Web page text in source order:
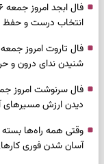
انتخاب درست و
شنیدن ندای درون و
دیدن ارزش مسیرهای
وقتی همه راه‌ها بسته
آسان شدن فوری